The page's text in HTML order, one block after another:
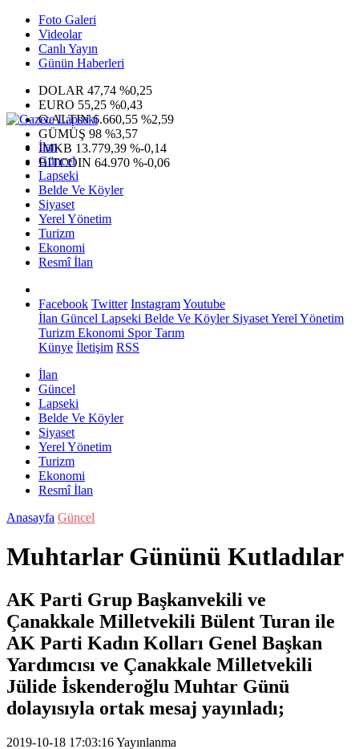
Foto Galeri
Videolar
Canlı Yayın
Günün Haberleri
DOLAR 47,74 %0,25
EURO 55,25 %0,43
G.ALTIN6.660,55 %2,59
GÜMÜŞ 98 %3,57
IMKB 13.779,39 %-0,14
BITCOIN 64.970 %-0,06
İlan
Güncel
Lapseki
Belde Ve Köyler
Siyaset
Yerel Yönetim
Turizm
Ekonomi
Resmî İlan
Facebook Twitter InstagramYoutube
İlan Güncel Lapseki Belde Ve KöylerSiyasetYerel Yönetim
Turizm Ekonomi SporTarım
Künye İletişim RSS
İlan
Güncel
Lapseki
Belde Ve Köyler
Siyaset
Yerel Yönetim
Turizm
Ekonomi
Resmî İlan
Anasayfa Güncel
Muhtarlar Gününü Kutladılar
AK Parti Grup Başkanvekili ve
Çanakkale Milletvekili Bülent Turan ile
AK Parti Kadın Kolları Genel Başkan
Yardımcısı ve Çanakkale Milletvekili
Jülide İskenderoğlu Muhtar Günü
dolayısıyla ortak mesaj yayınladı;
2019-10-18 17:03:16Yayınlanma